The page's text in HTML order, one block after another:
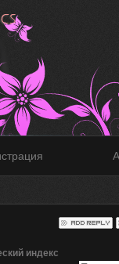
индекс